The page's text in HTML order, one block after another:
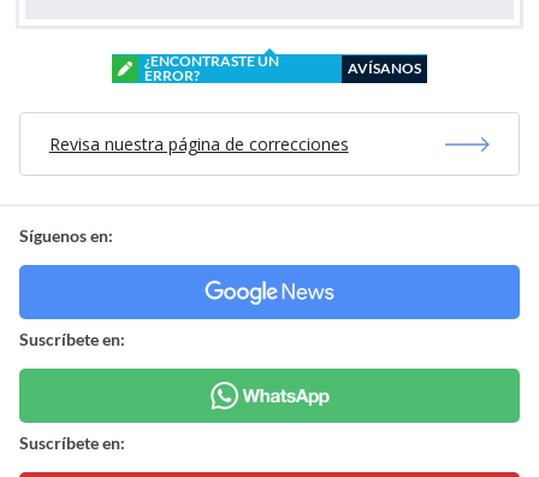
¿ENCONTRASTE UN
ERROR?
AVÍSANOS
Revisa nuestra página de correcciones
Síguenos en:
Suscríbete en:
Suscríbete en: